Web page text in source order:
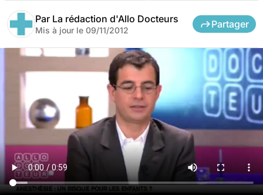
Par La rédaction d'Allo Docteurs
Mis à jour le 09/11/2012
Partager